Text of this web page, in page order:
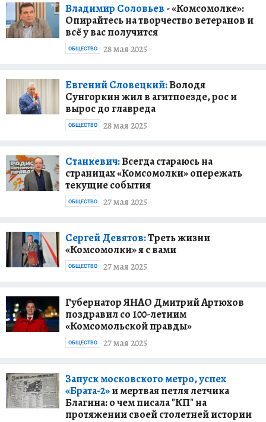
Владимир Соловьев - «Комсомолке»:
Опирайтесь на творчество ветеранов и
всё у вас получится
28 мая 2025
ОБЩЕСТВО
Евгений Словецкий:Володя
Сунгоркин жил в агитпоезде, рос и
вырос до главреда
28 мая 2025
ОБЩЕСТВО
Станкевич:Всегда стараюсь на
страницах «Комсомолки» опережать
текущие события
27 мая 2025
ОБЩЕСТВО
Сергей Девятов:Треть жизни
«Комсомолки» я с вами
27 мая 2025
ОБЩЕСТВО
Губернатор ЯНАО Дмитрий Артюхов
поздравил со 100-летиим
«Комсомольской правды»
27 мая 2025
ОБЩЕСТВО
Запуск московского метро, успех
«Брата-2»и мертвая петля летчика
Благина: о чем писала "КП" на
протяжении своей столетней истории